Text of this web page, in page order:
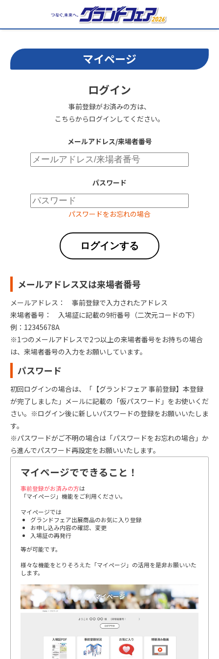
マイページ
ログイン
事前登録がお済みの方は、
こちらからログインしてください。
メールアドレス/来場者番号
パスワード
パスワードをお忘れの場合
ログインする
メールアドレス又は来場者番号
メールアドレス： 事前登録で入力されたアドレス
来場者番号： 入場証に記載の9桁番号（二次元コードの下）
例：12345678A
※1つのメールアドレスで2つ以上の来場者番号をお持ちの場合
は、来場者番号の入力をお願いしています。
パスワード
初回ログインの場合は、「【グランドフェア 事前登録】本登録
が完了しました」メールに記載の「仮パスワード」をお使いくだ
さい。※ログイン後に新しいパスワードの登録をお願いいたしま
す。
※パスワードがご不明の場合は「パスワードをお忘れの場合」か
ら進んでパスワード再設定をお願いいたします。
マイページでできること！
事前登録がお済みの方は
「マイページ」機能をご利用ください。
マイページでは
グランドフェア出展商品のお気に入り登録
お申し込み内容の確認、変更
入場証の再発行
等が可能です。
様々な機能をとりそろえた「マイページ」の活用を是非お願いいた
します。